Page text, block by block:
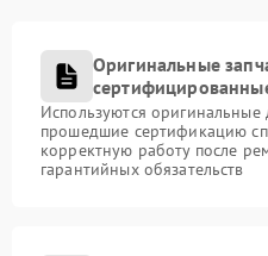
Оригинальные
Используются
прошедшие сертификацию
корректную работу после
гарантийных обязательств